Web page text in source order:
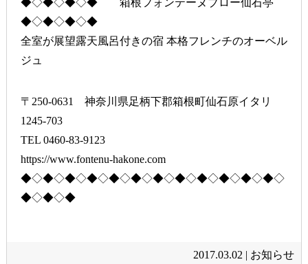
◆◇◆◇◆◇◆
全室が展望露天風呂付きの宿 本格フレンチのオーベル
ジュ
〒250-0631 神奈川県足柄下郡箱根町仙石原イタリ
1245-703
TEL 0460-83-9123
https://www.fontenu-hakone.com
◆◇◆◇◆◇◆◇◆◇◆◇◆◇◆◇◆◇◆◇◆◇◆◇
◆◇◆◇◆
2017.03.02 | お知らせ